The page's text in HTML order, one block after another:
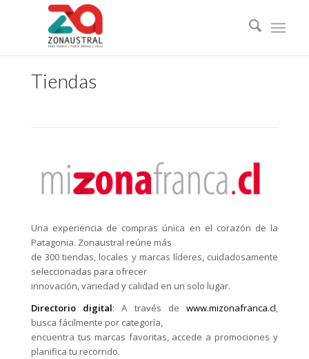
Tiendas
Una experiencia de compras única en el corazón de la
Patagonia. Zonaustral reúne más
de 300 tiendas, locales y marcas líderes, cuidadosamente
seleccionadas para ofrecer
innovación, variedad y calidad en un solo lugar.
Directorio digital: A través dewww.mizonafranca.cl,
busca fácilmente por categoría,
encuentra tus marcas favoritas, accede a promociones y
planifica tu recorrido.